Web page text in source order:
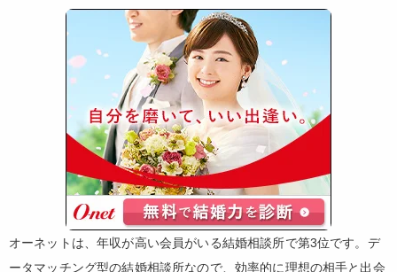
オーネットは、年収が高い会員がいる結婚相談所で第3位です。デ
ータマッチング型の結婚相談所なので、効率的に理想の相手と出会